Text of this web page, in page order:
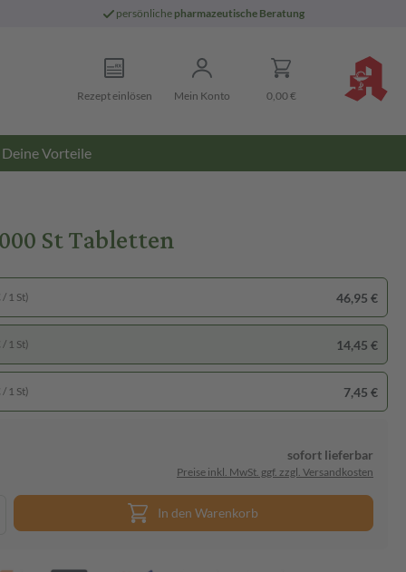
persönliche pharmazeutische Beratung
Rezept einlösen Mein Konto 0,00 €
Deine Vorteile
St Tabletten
1 St) 46,95 €
1 St) 14,45 €
1 St) 7,45 €
sofort lieferbar
Preise inkl. MwSt. ggf. zzgl. Versandkosten
In den Warenkorb